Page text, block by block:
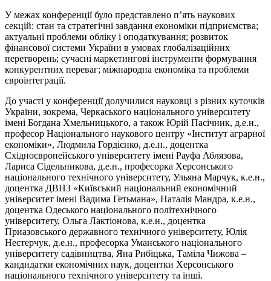
У межах конференції було представлено п’ять наукових
секцій: стан та стратегічні завдання економіки підприємства;
актуальні проблеми обліку і оподаткування; розвиток
фінансової системи України в умовах глобалізаційних
перетворень; сучасні маркетингові інструменти формування
конкурентних переваг; міжнародна економіка та проблеми
євроінтеграції.
До участі у конференції долучилися науковці з різних куточків
України, зокрема, Черкаського національного університету
імені Богдана Хмельницького, а також Юрій Пасічник, д.е.н.,
професор Національного наукового центру «Інститут аграрної
економіки», Людмила Гордієнко, д.е.н., доцентка
Східноєвропейського університету імені Рауфа Аблязова,
Лариса Сідельникова, д.е.н., професорка Херсонського
національного технічного університету, Ульяна Марчук, к.е.н.,
доцентка ДВНЗ «Київський національний економічний
університет імені Вадима Гетьмана», Наталія Мандра, к.е.н.,
доцентка Одеського національного політехнічного
університету, Ольга Лактіонова, к.е.н., доцентка
Приазовського державного технічного університету, Юлія
Нестерчук, д.е.н., професорка Уманського національного
університету садівництва, Яна Рибіцька, Таміла Чижова –
кандидатки економічних наук, доцентки Херсонського
національного технічного університету та інші.